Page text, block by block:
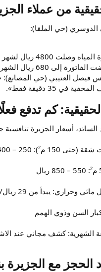
من عملاء الجزيرة
الدوسري (حي الملقا):
«فاتورة
إلى 680 ريال الشهر التالي».
في 35 دقيقة فقط».
كم تدفع فعلًا في
السائد، أسعار الجزيرة
م²): 250 – 400 ريال
يبدأ من 29 ريال/م² مع ضمان 10 سنوات
الشهرية: كشف مجاني عند
الحجز مع الجزيرة